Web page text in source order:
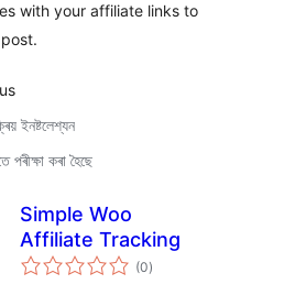
with your affiliate links to
ইনষ্টলেশ্যন
কৰা হৈছে
Simple Woo
Affiliate Tracking
(0টা
মুঠ)